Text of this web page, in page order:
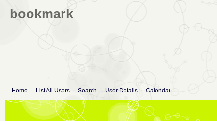
bookmark
Home List All Users Search User Details Calendar